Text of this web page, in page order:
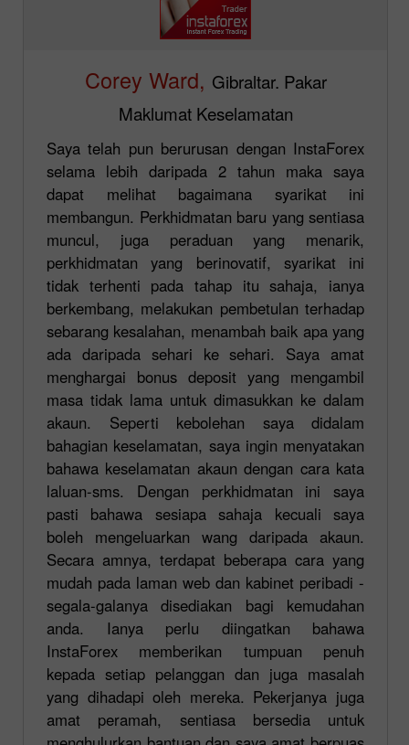
Corey Ward, Gibraltar. Pakar
Maklumat Keselamatan
Saya telah pun berurusan dengan InstaForex
selama lebih daripada 2 tahun maka saya
dapat melihat bagaimana syarikat ini
membangun. Perkhidmatan baru yang sentiasa
muncul, juga peraduan yang menarik,
perkhidmatan yang berinovatif, syarikat ini
tidak terhenti pada tahap itu sahaja, ianya
berkembang, melakukan pembetulan terhadap
sebarang kesalahan, menambah baik apa yang
ada daripada sehari ke sehari. Saya amat
menghargai bonus deposit yang mengambil
masa tidak lama untuk dimasukkan ke dalam
akaun. Seperti kebolehan saya didalam
bahagian keselamatan, saya ingin menyatakan
bahawa keselamatan akaun dengan cara kata
laluan-sms. Dengan perkhidmatan ini saya
pasti bahawa sesiapa sahaja kecuali saya
boleh mengeluarkan wang daripada akaun.
Secara amnya, terdapat beberapa cara yang
mudah pada laman web dan kabinet peribadi -
segala-galanya disediakan bagi kemudahan
anda. Ianya perlu diingatkan bahawa
InstaForex memberikan tumpuan penuh
kepada setiap pelanggan dan juga masalah
yang dihadapi oleh mereka. Pekerjanya juga
amat peramah, sentiasa bersedia untuk